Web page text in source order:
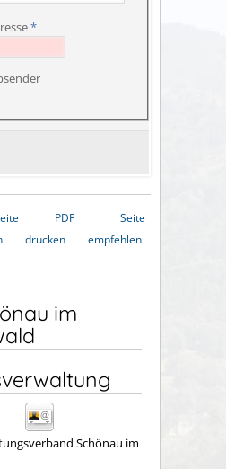
*
PDF
drucken
Seite
empfehlen
im
Schönau im